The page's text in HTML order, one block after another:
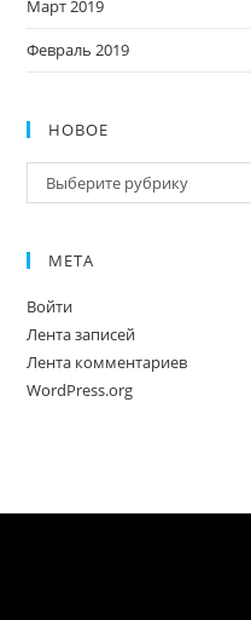
Март 2019
Февраль 2019
НОВОЕ
Новое
Выберите рубрику
МЕТА
Войти
Лента записей
Лента комментариев
WordPress.org